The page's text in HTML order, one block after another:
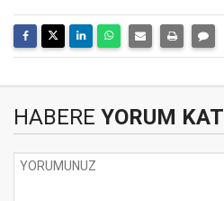
HABERE YORUM KAT